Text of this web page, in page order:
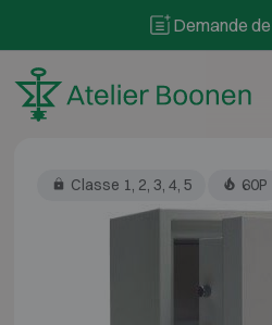
Demande
Classe 1, 2, 3, 4, 5 60P